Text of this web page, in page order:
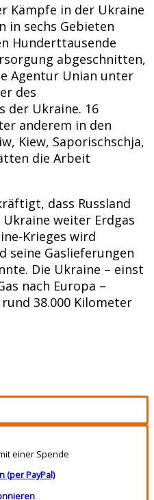
Kämpfe in der Ukraine
in sechs Gebieten
Hunderttausende
abgeschnitten,
Agentur Unian unter
des
der Ukraine. 16
anderem in den
Kiew, Saporischschja,
die Arbeit
dass Russland
weiter Erdgas
Krieges wird
seine Gaslieferungen
Die Ukraine – einst
nach Europa –
38.000 Kilometer
einer Spende
(per PayPal)